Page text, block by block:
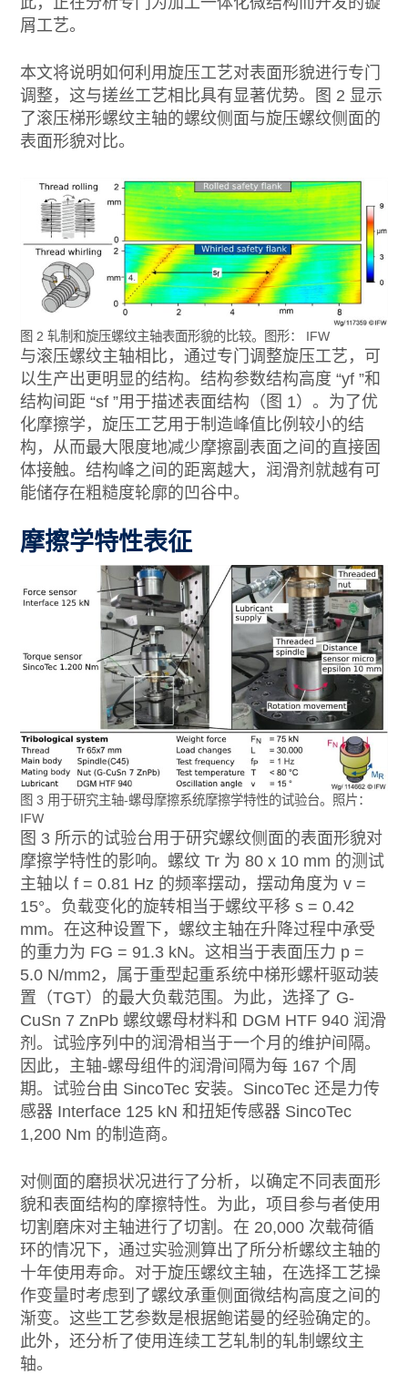
屑工艺。
本文将说明如何利用旋压工艺对表面形貌进行专门
调整，这与搓丝工艺相比具有显著优势。图 2 显示
了滚压梯形螺纹主轴的螺纹侧面与旋压螺纹侧面的
表面形貌对比。
图 2 轧制和旋压螺纹主轴表面形貌的比较。图形： IFW
与滚压螺纹主轴相比，通过专门调整旋压工艺，可
以生产出更明显的结构。结构参数结构高度 “yf ”和
结构间距 “sf ”用于描述表面结构（图 1）。为了优
化摩擦学，旋压工艺用于制造峰值比例较小的结
构，从而最大限度地减少摩擦副表面之间的直接固
体接触。结构峰之间的距离越大，润滑剂就越有可
能储存在粗糙度轮廓的凹谷中。
摩擦学特性表征
图 3 用于研究主轴-螺母摩擦系统摩擦学特性的试验台。照片：
IFW
图 3 所示的试验台用于研究螺纹侧面的表面形貌对
摩擦学特性的影响。螺纹 Tr 为 80 x 10 mm 的测试
主轴以 f = 0.81 Hz 的频率摆动，摆动角度为 v =
15°。负载变化的旋转相当于螺纹平移 s = 0.42
mm。在这种设置下，螺纹主轴在升降过程中承受
的重力为 FG = 91.3 kN。这相当于表面压力 p =
5.0 N/mm2，属于重型起重系统中梯形螺杆驱动装
置（TGT）的最大负载范围。为此，选择了 G-
CuSn 7 ZnPb 螺纹螺母材料和 DGM HTF 940 润滑
剂。试验序列中的润滑相当于一个月的维护间隔。
因此，主轴-螺母组件的润滑间隔为每 167 个周
期。试验台由 SincoTec 安装。SincoTec 还是力传
感器 Interface 125 kN 和扭矩传感器 SincoTec
1,200 Nm 的制造商。
对侧面的磨损状况进行了分析，以确定不同表面形
貌和表面结构的摩擦特性。为此，项目参与者使用
切割磨床对主轴进行了切割。在 20,000 次载荷循
环的情况下，通过实验测算出了所分析螺纹主轴的
十年使用寿命。对于旋压螺纹主轴，在选择工艺操
作变量时考虑到了螺纹承重侧面微结构高度之间的
渐变。这些工艺参数是根据鲍诺曼的经验确定的。
此外，还分析了使用连续工艺轧制的轧制螺纹主
轴。